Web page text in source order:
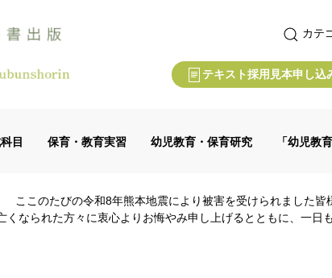
カテ
テキスト採用見本申し込
目 保育・教育実習 幼児教育・保育研究 「幼児教
ここのたびの令和8年熊本地震により被害を受けられました皆
くなられた方々に衷心よりお悔やみ申し上げるとともに、一日